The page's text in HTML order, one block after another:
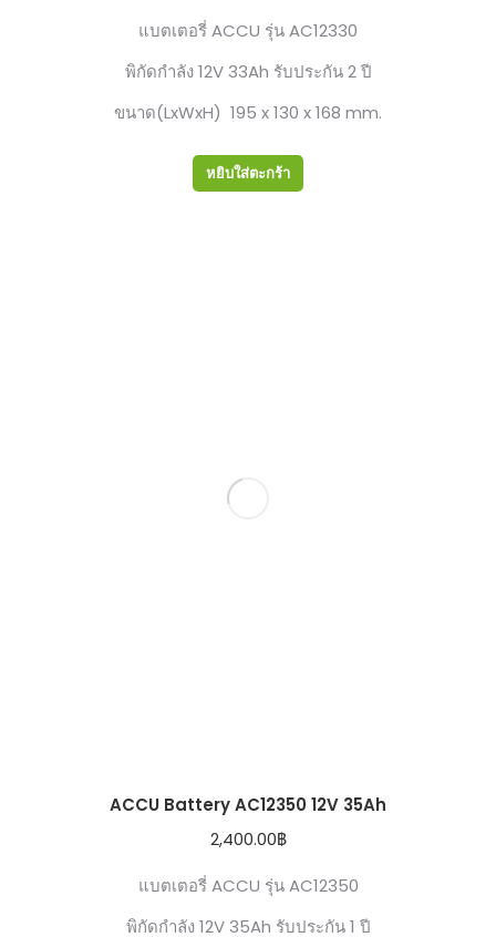
แบตเตอรี่ ACCU รุ่น AC12330
พิกัดกำลัง 12V 33Ah รับประกัน 2 ปี
ขนาด(LxWxH) 195 x 130 x 168 mm.
หยิบใส่ตะกร้า
ACCU Battery AC12350 12V 35Ah
2,400.00฿
แบตเตอรี่ ACCU รุ่น AC12350
พิกัดกำลัง 12V 35Ah รับประกัน 1 ปี